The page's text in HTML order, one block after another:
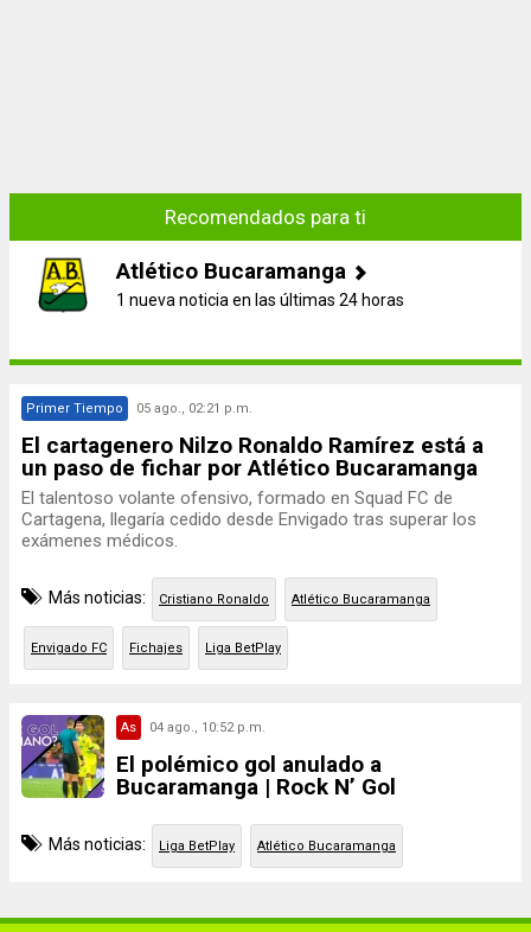
Recomendados para ti
Atlético Bucaramanga
1 nueva noticia en las últimas 24 horas
Primer Tiempo 05 ago., 02:21 p.m.
El cartagenero Nilzo Ronaldo Ramírez está a
un paso de fichar por Atlético Bucaramanga
El talentoso volante ofensivo, formado en Squad FC de
Cartagena, llegaría cedido desde Envigado tras superar los
exámenes médicos.
Más noticias: Cristiano Ronaldo Atlético Bucaramanga
Envigado FC Fichajes Liga BetPlay
As 04 ago., 10:52 p.m.
El polémico gol anulado a
Bucaramanga | Rock N’ Gol
Más noticias: Liga BetPlay Atlético Bucaramanga